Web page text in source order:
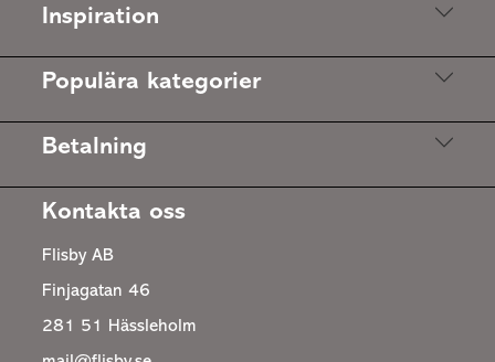
Inspiration
Populära kategorier
Betalning
Kontakta oss
Flisby AB
Finjagatan 46
281 51 Hässleholm